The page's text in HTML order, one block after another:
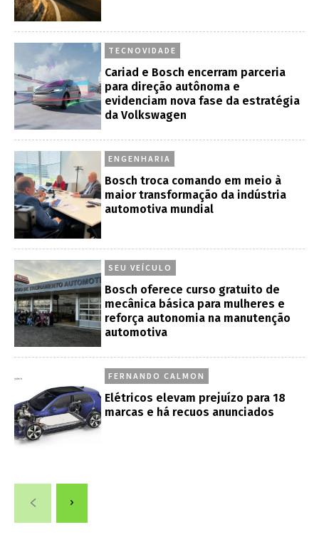
TECNOVIDADE
Cariad e Bosch encerram parceria
para direção autônoma e
evidenciam nova fase da estratégia
da Volkswagen
ENGENHARIA
Bosch troca comando em meio à
maior transformação da indústria
automotiva mundial
SEU VEÍCULO
Bosch oferece curso gratuito de
mecânica básica para mulheres e
reforça autonomia na manutenção
automotiva
FERNANDO CALMON
Elétricos elevam prejuízo para 18
marcas e há recuos anunciados